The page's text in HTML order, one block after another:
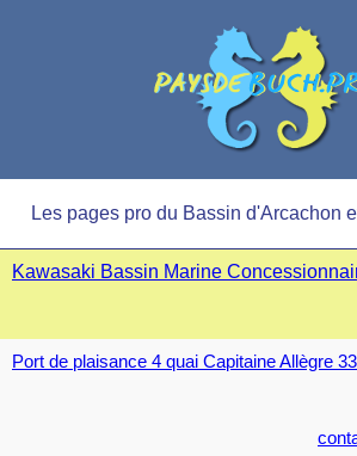
Les pages pro du Bassin d'Arcachon
Kawasaki Bassin Marine
Port de plaisance 4 quai Capitaine Allègre